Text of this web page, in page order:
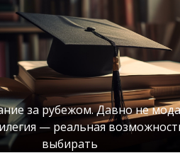
за рубежом. Давно не
— реальная
выбирать